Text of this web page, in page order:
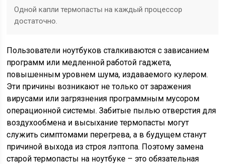
Одной капли термопасты на каждый процессор
достаточно.
Пользователи ноутбуков сталкиваются с зависанием
программ или медленной работой гаджета,
повышенным уровнем шума, издаваемого кулером.
Эти причины возникают не только от заражения
вирусами или загрязнения программным мусором
операционной системы. Забитые пылью отверстия для
воздухообмена и высыхание термопасты могут
служить симптомами перегрева, а в будущем станут
причиной выхода из строя лэптопа. Поэтому замена
старой термопасты на ноутбуке – это обязательная